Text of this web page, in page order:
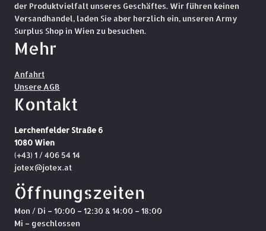
der Produktvielfalt unseres Geschäftes. Wir führen keinen
Versandhandel, laden Sie aber herzlich ein, unseren Army
Surplus Shop in Wien zu besuchen.
Mehr
Anfahrt
Unsere AGB
Kontakt
Lerchenfelder Straße 6
1080 Wien
(+43) 1 / 406 54 14
jotex@jotex.at
Öffnungszeiten
Mon / Di – 10:00 – 12:30 & 14:00 – 18:00
Mi – geschlossen